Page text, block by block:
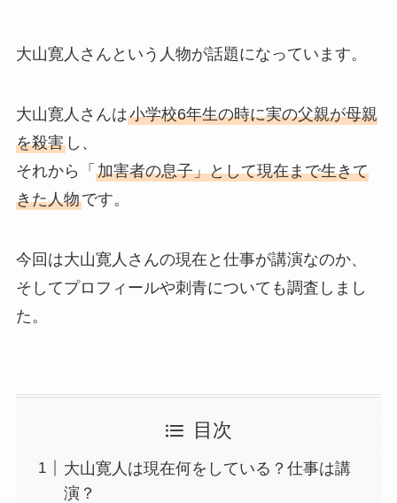
大山寛人さんという人物が話題になっています。
大山寛人さんは小学校6年生の時に実の父親が母親
を殺害し、
それから「 加害者の息子」として現在まで生きて
きた人物です。
今回は大山寛人さんの現在と仕事が講演なのか、
そしてプロフィールや刺青についても調査しまし
た。
目次
大山寛人は現在何をしている？仕事は講
演？